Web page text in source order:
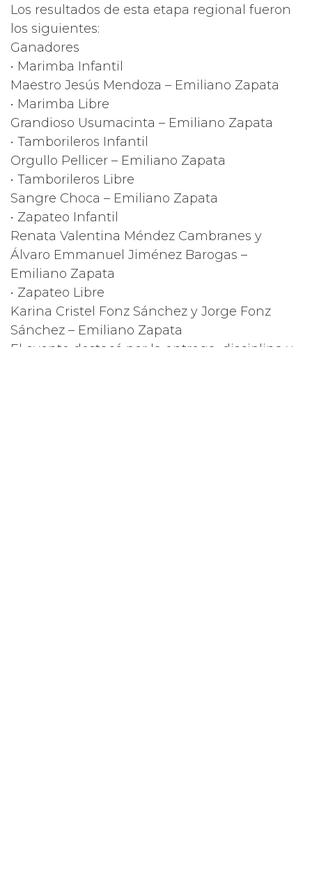
Los resultados de esta etapa regional fueron
los siguientes:
Ganadores
• Marimba Infantil
Maestro Jesús Mendoza – Emiliano Zapata
• Marimba Libre
Grandioso Usumacinta – Emiliano Zapata
• Tamborileros Infantil
Orgullo Pellicer – Emiliano Zapata
• Tamborileros Libre
Sangre Choca – Emiliano Zapata
• Zapateo Infantil
Renata Valentina Méndez Cambranes y
Álvaro Emmanuel Jiménez Barogas –
Emiliano Zapata
• Zapateo Libre
Karina Cristel Fonz Sánchez y Jorge Fonz
Sánchez – Emiliano Zapata
El evento destacó por la entrega, disciplina y